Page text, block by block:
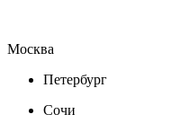
Москва
Петербург
Сочи